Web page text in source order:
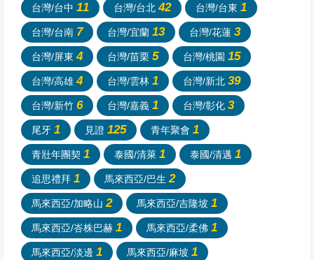
台灣/台中 11 台灣/台北42 台灣/台東 1
台灣/台南 7 台灣/宜蘭 13 台灣/花蓮 3
台灣/屏東4 台灣/苗栗 5 台灣/桃園 15
台灣/高雄4 台灣/雲林 1 台灣/新北 39
台灣/新竹 6 台灣/嘉義 1 台灣/彰化 3
尾牙 1 見證 125 青年聚會 1
青壯年團契 1 泰國/清萊 1 泰國/清邁 1
追思禮拜 1 馬來西亞/巴生2
馬來西亞/加略山2 馬來西亞/吉隆坡 1
馬來西亞/峇株巴赫 1 馬來西亞/柔佛 1
馬來西亞/淡邊 1 馬來西亞/麻坡 1